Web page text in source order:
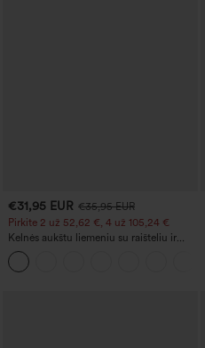
€31,95 EUR €35,95 EUR
Pirkite 2 už 52,62 €, 4 už 105,24 €
Kelnės aukštu liemeniu su raišteliu ir
kišenėmis, plačiomis laisvomis kojomis,
kasdienio stiliaus, lino pojūčio